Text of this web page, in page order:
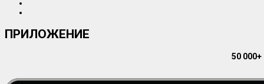
ПРИЛОЖЕНИЕ
50